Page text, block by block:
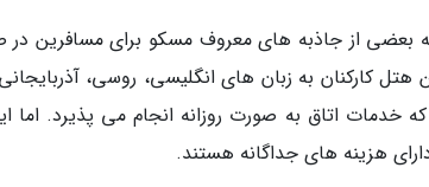
بعضی از جاذبه های معروف مسکو برای مسافرین
هتل کارکنان به زبان های انگلیسی، روسی،
خدمات اتاق به صورت روزانه انجام می پذیرد. اما
هزینه های جداگانه هستند.